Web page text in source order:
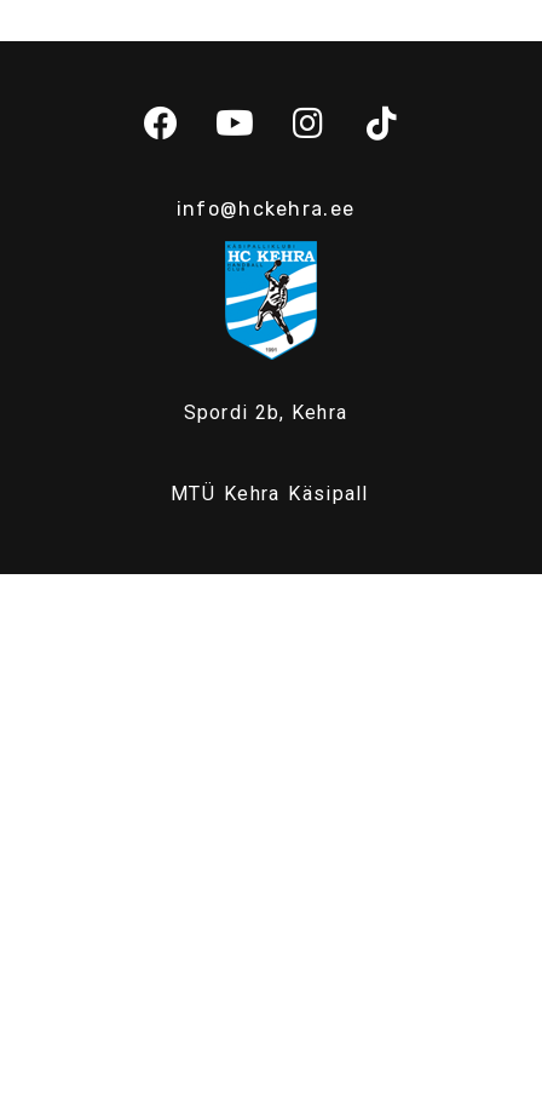
info@hckehra.ee
Spordi 2b, Kehra
MTÜ Kehra Käsipall